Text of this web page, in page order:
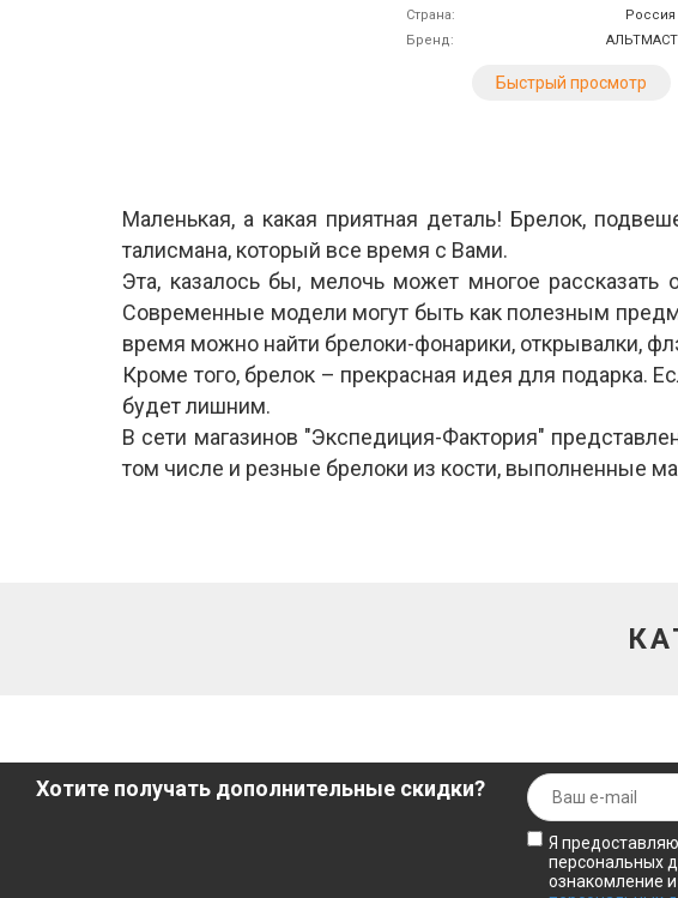
Страна
Россия
Бренд
Быстрый просмотр
Маленькая, а какая приятная деталь! Брелок,
талисмана, который все время с Вами.
Эта, казалось бы, мелочь может многое рассказать
Современные модели могут быть как полезным
время можно найти брелоки-фонарики, открывалки,
Кроме того, брелок – прекрасная идея для подарка.
будет лишним.
В сети магазинов "Экспедиция-Фактория"
том числе и резные брелоки из кости, выполненные
Хотите получать дополнительные скидки?
Я
персональных
ознакомление и